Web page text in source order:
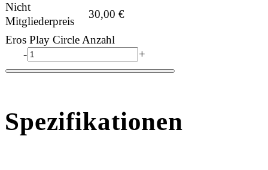
Nicht
Mitgliederpreis
30,00€
Eros Play Circle Anzahl
-
+
Spezifikationen